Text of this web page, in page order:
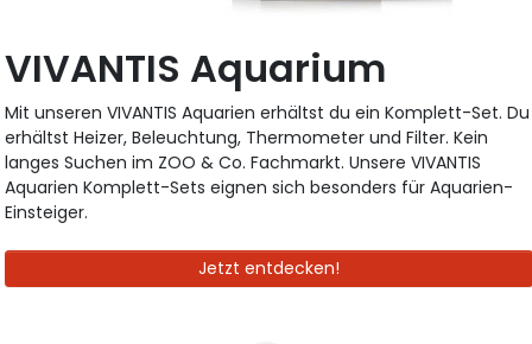
VIVANTIS Aquarium
Mit unseren VIVANTIS Aquarien erhältst du ein Komplett-Set. Du
erhältst Heizer, Beleuchtung, Thermometer und Filter. Kein
langes Suchen im ZOO & Co. Fachmarkt. Unsere VIVANTIS
Aquarien Komplett-Sets eignen sich besonders für Aquarien-
Einsteiger.
Jetzt entdecken!